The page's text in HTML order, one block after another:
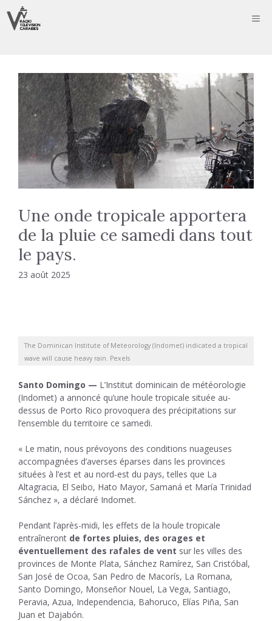
au
contenu
Une onde tropicale apportera
de la pluie ce samedi dans tout
le pays.
23 août 2025
The Dominican Institute of Meteorology (Indomet) indicated a tropical
wave will cause heavy rain. Pexels
Santo Domingo — L’Institut dominicain de météorologie
(Indomet) a annoncé qu’une houle tropicale située au-
dessus de Porto Rico provoquera des précipitations sur
l’ensemble du territoire ce samedi.
« Le matin, nous prévoyons des conditions nuageuses
accompagnées d’averses éparses dans les provinces
situées à l’est et au nord‑est du pays, telles que La
Altagracia, El Seibo, Hato Mayor, Samaná et María Trinidad
Sánchez », a déclaré Indomet.
Pendant l’après-midi, les effets de la houle tropicale
entraîneront de fortes pluies, des orages et
éventuellement des rafales de vent sur les villes des
provinces de Monte Plata, Sánchez Ramírez, San Cristóbal,
San José de Ocoa, San Pedro de Macorís, La Romana,
Santo Domingo, Monseñor Nouel, La Vega, Santiago,
Peravia, Azua, Independencia, Bahoruco, Elías Piña, San
Juan et Dajabón.